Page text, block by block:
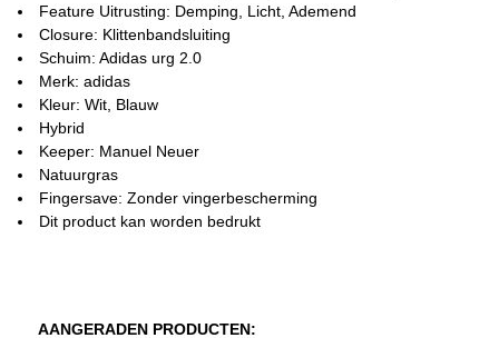
Feature Uitrusting: Demping, Licht, Ademend
Closure: Klittenbandsluiting
Schuim: Adidas urg 2.0
Merk: adidas
Kleur: Wit, Blauw
Hybrid
Keeper: Manuel Neuer
Natuurgras
Fingersave: Zonder vingerbescherming
Dit product kan worden bedrukt
AANGERADEN PRODUCTEN: